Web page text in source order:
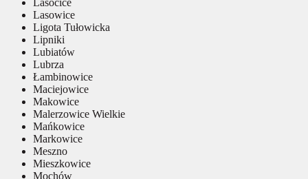
Lasowice
Ligota Tułowicka
Lipniki
Lubiatów
Lubrza
Łambinowice
Maciejowice
Makowice
Malerzowice Wielkie
Mańkowice
Markowice
Meszno
Mieszkowice
Mochów